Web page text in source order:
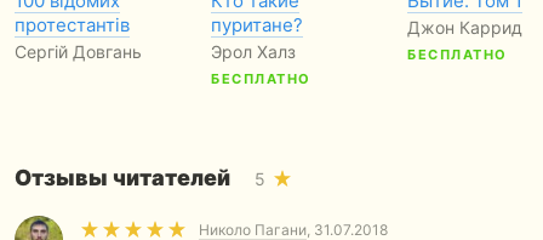
протестантів
Сергій Довгань
пуритане?
Эрол Халз
БЕСПЛАТНО
Джон Каррид
БЕСПЛАТНО
Отзывы читателей 5
Николо Пагани, 31.07.2018